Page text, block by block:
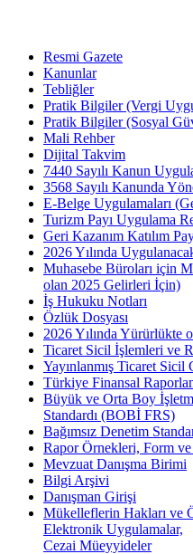
Resmi Gazete
Kanunlar
Tebliğler
Pratik Bilgiler (Vergi
Pratik Bilgiler (Sosyal
Mali Rehber
Dijital Takvim
7440 Sayılı Kanun
3568 Sayılı Kanunda
E-Belge Uygulamaları
Turizm Payı Uygulama
Geri Kazanım Katılım
2026 Yılında
Muhasebe Büroları için
olan 2025 Gelirleri İçin)
İş Hukuku Notları
Özlük Dosyası
2026 Yılında Yürürlükte
Ticaret Sicil İşlemleri ve
Yayınlanmış Ticaret Sicil
Türkiye Finansal
Büyük ve Orta Boy
Standardı (BOBİ FRS)
Bağımsız Denetim
Rapor Örnekleri, Form
Mevzuat Danışma Birimi
Bilgi Arşivi
Danışman Girişi
Mükelleflerin Hakları ve
Elektronik Uygulamalar,
Cezai Müeyyideler